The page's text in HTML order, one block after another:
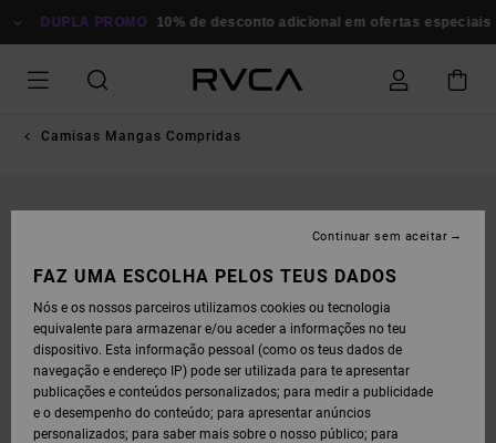
PARADUPLA PROMO 10% de desconto adicional em ofertas especiais
Camisas Mangas Compridas
FAZ UMA ESCOLHA PELOS TEUS DADOS
Nós e os nossos parceiros utilizamos cookies ou tecnologia
equivalente para armazenar e/ou aceder a informações no teu
dispositivo. Esta informação pessoal (como os teus dados de
navegação e endereço IP) pode ser utilizada para te apresentar
publicações e conteúdos personalizados; para medir a publicidade
e o desempenho do conteúdo; para apresentar anúncios
personalizados; para saber mais sobre o nosso público; para
Continuar sem aceitar